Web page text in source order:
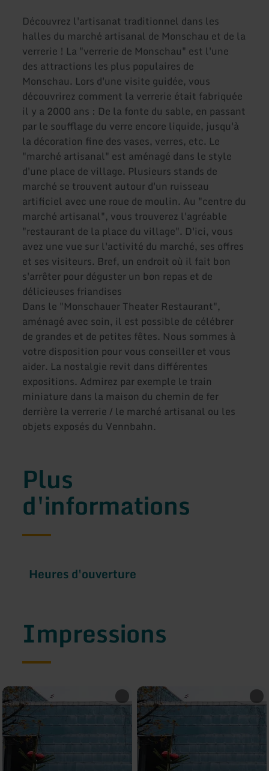
Découvrez l'artisanat traditionnel dans les
halles du marché artisanal de Monschau et de la
verrerie ! La "verrerie de Monschau" est l'une
des attractions les plus populaires de
Monschau. Lors d'une visite guidée, vous
découvrirez comment la verrerie était fabriquée
il y a 2000 ans : De la fonte du sable, en passant
par le soufflage du verre encore liquide, jusqu'à
la décoration fine des vases, verres, etc. Le
"marché artisanal" est aménagé dans le style
d'une place de village. Plusieurs stands de
marché se trouvent autour d'un ruisseau
artificiel avec une roue de moulin. Au "centre du
marché artisanal", vous trouverez l'agréable
"restaurant de la place du village". D'ici, vous
avez une vue sur l'activité du marché, ses offres
et ses visiteurs. Bref, un endroit où il fait bon
s'arrêter pour déguster un bon repas et de
délicieuses friandises
Dans le "Monschauer Theater Restaurant",
aménagé avec soin, il est possible de célébrer
de grandes et de petites fêtes. Nous sommes à
votre disposition pour vous conseiller et vous
aider. La nostalgie revit dans différentes
expositions. Admirez par exemple le train
miniature dans la maison du chemin de fer
derrière la verrerie / le marché artisanal ou les
objets exposés du Vennbahn.
Plus
d'informations
Heures d'ouverture
Impressions